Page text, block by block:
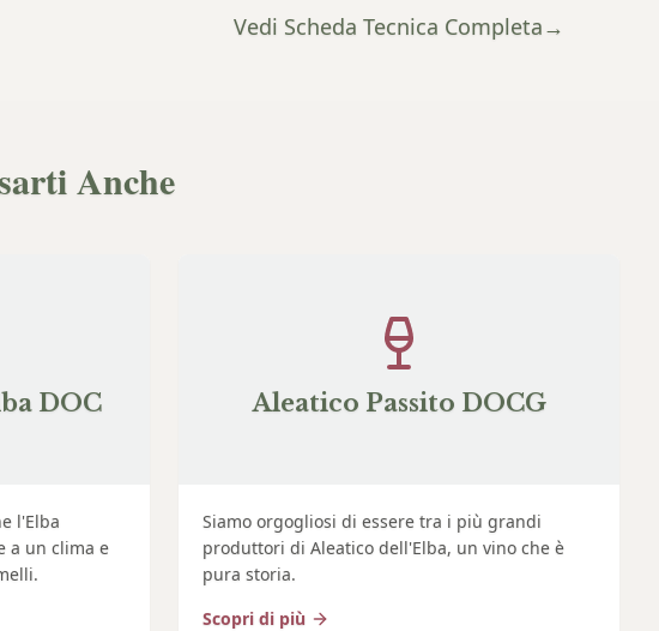
Vedi Scheda Tecnica Completa→
Anche
DOC
l'Elba
a un clima e
Aleatico Passito DOCG
Siamo orgogliosi di essere tra i più grandi
produttori di Aleatico dell'Elba, un vino che è
pura storia.
Scopri di più